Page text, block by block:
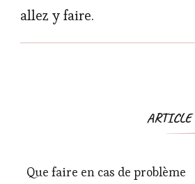
allez y faire.
ARTICLE
Que faire en cas de problème